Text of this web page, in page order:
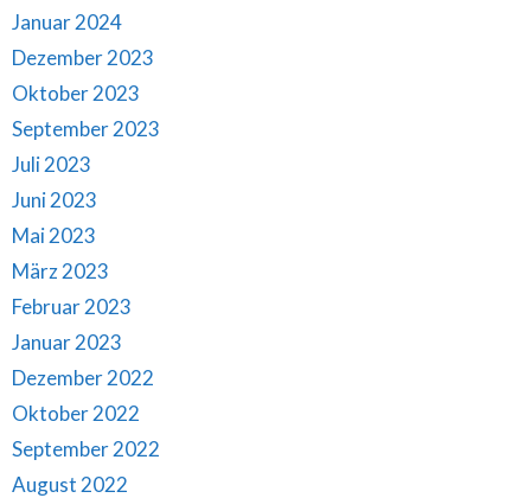
Januar 2024
Dezember 2023
Oktober 2023
September 2023
Juli 2023
Juni 2023
Mai 2023
März 2023
Februar 2023
Januar 2023
Dezember 2022
Oktober 2022
September 2022
August 2022